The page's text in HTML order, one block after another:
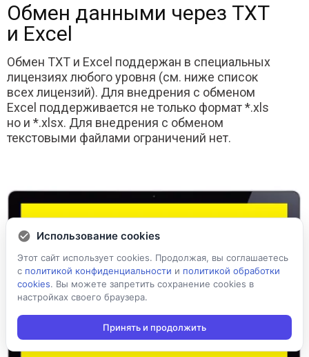
Обмен данными через TXT
и Excel
Обмен TXT и Excel поддержан в специальных
лицензиях любого уровня (см. ниже список
всех лицензий). Для внедрения с обменом
Excel поддерживается не только формат *.xls
но и *.xlsx. Для внедрения с обменом
текстовыми файлами ограничений нет.
Использование cookies
Этот сайт использует cookies. Продолжая, вы соглашаетесь
с политикой конфиденциальности и политикой обработки
cookies. Вы можете запретить сохранение cookies в
настройках своего браузера.
Принять и продолжить